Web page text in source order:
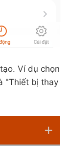
Ví dụ chọn
"Thiết bị thay